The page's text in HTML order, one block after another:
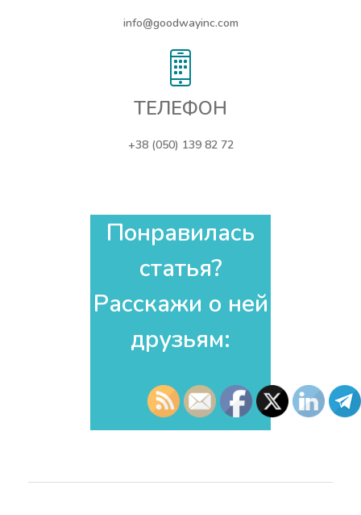
info@goodwayinc.com
ТЕЛЕФОН
+38 (050) 139 82 72
Понравилась
статья?
Расскажи о ней
друзьям:​